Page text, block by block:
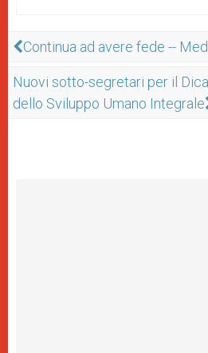
Continua ad avere fede --
Nuovi sotto-segretari per il
dello Sviluppo Umano Integrale